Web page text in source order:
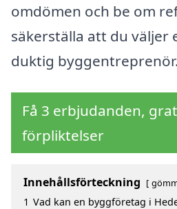
omdömen och be om
säkerställa att du väljer
duktig byggentreprenör.
Få 3 erbjudanden,
förpliktelser
Innehållsförteckning
1 Vad kan en byggföretag i